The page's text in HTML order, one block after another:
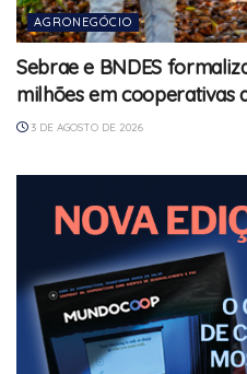
AGRONEGÓCIO
Sebrae e BNDES
milhões em cooperativas
3 DE AGOSTO DE 2026